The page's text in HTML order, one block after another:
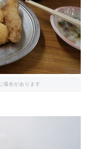
場合があります